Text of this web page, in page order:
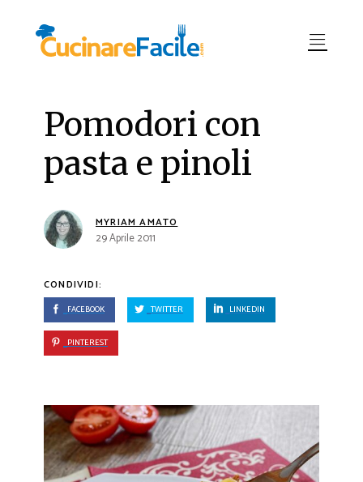
Pomodori con
pasta e pinoli
MYRIAM AMATO
29 Aprile 2011
CONDIVIDI:
FACEBOOK TWITTER LINKEDIN
PINTEREST